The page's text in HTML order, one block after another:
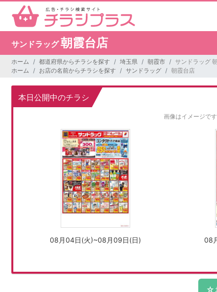
サンドラッグ朝霞台店
ホーム 都道府県からチラシを探す 埼玉県 朝霞市
サンドラッグ
ホーム
お店の名前からチラシを探す サンドラッグ 朝霞台店
本日公開中のチラシ
画像はイメージです
08月04日(火)~08月09日(日) 08